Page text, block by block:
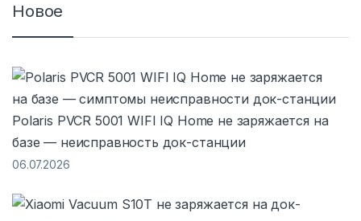
Новое
Polaris PVCR 5001 WIFI IQ Home не заряжается на
базе — неисправность док-станции
06.07.2026